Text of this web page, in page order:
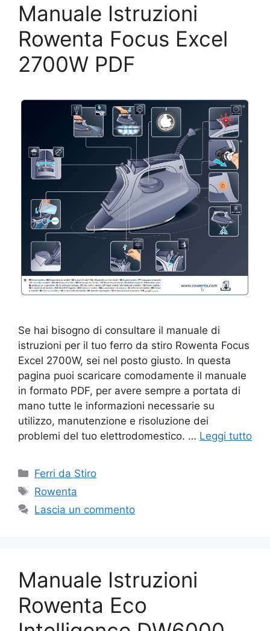
Manuale Istruzioni
Rowenta Focus Excel
2700W PDF
Se hai bisogno di consultare il manuale di
istruzioni per il tuo ferro da stiro Rowenta Focus
Excel 2700W, sei nel posto giusto. In questa
pagina puoi scaricare comodamente il manuale
in formato PDF, per avere sempre a portata di
mano tutte le informazioni necessarie su
utilizzo, manutenzione e risoluzione dei
problemi del tuo elettrodomestico. … Leggi tutto
Categorie
Ferri da Stiro
Tag
Rowenta
Lascia un commento
Manuale Istruzioni
Rowenta Eco